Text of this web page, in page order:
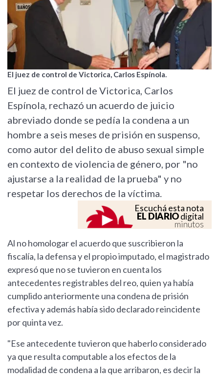
El juez de control de Victorica, Carlos Espínola.
El juez de control de Victorica, Carlos
Espínola, rechazó un acuerdo de juicio
abreviado donde se pedía la condena a un
hombre a seis meses de prisión en suspenso,
como autor del delito de abuso sexual simple
en contexto de violencia de género, por "no
ajustarse a la realidad de la prueba" y no
respetar los derechos de la víctima.
Escuchá esta nota
EL DIARIOdigital
minutos
Al no homologar el acuerdo que suscribieron la
fiscalía, la defensa y el propio imputado, el magistrado
expresó que no se tuvieron en cuenta los
antecedentes registrables del reo, quien ya había
cumplido anteriormente una condena de prisión
efectiva y además había sido declarado reincidente
por quinta vez.
"Ese antecedente tuvieron que haberlo considerado
ya que resulta computable a los efectos de la
modalidad de condena a la que arribaron, es decir la